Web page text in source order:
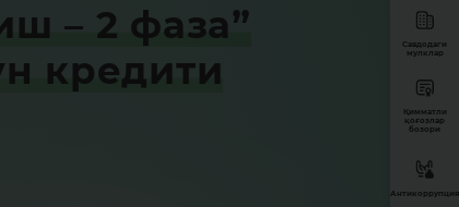
– 2 фаза”
кредити
Савдодаги
мулклар
Қимматли
қоғозлар
бозори
Антикоррупция